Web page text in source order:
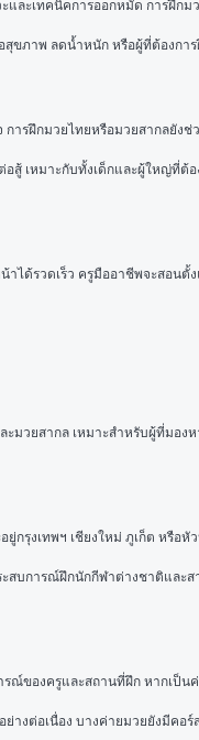
ละเทคนิคการออกหมัด การฝึก
ขภาพ ลดน้ำหนัก หรือผู้ที่ต้องกา
ารฝึกมวยไทยหรือมวยสากลยัง
เหมาะกับทั้งเด็กและผู้ใหญ่ที่ต้
ได้รวดเร็ว ครูมืออาชีพจะสอน
วยสากล เหมาะสำหรับผู้ที่มอง
รุงเทพฯ เชียงใหม่ ภูเก็ต หรือหั
สบการณ์ฝึกนักกีฬาต่างชาติและ
ของครูและสถานที่ฝึก หากเป็น
างต่อเนื่อง บางค่ายมวยยังมีคอ